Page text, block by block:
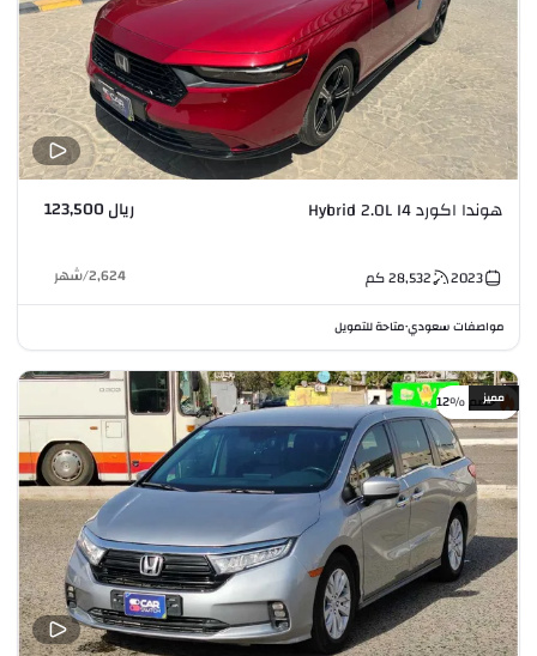
هوندا اكورد Hybrid 2.0L I4 ريال 123,500
2023
28,532كم 2,624
/شهر
مواصفات سعودي•متاحة للتمويل
خصم %12مميز